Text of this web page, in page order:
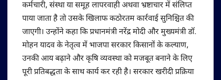
कर्मचारी, संस्था या समूह लापरवाही अथवा भ्रष्टाचार में संलिप्त
पाया जाता है तो उसके खिलाफ कठोरतम कार्रवाई सुनिश्चित की
जाएगी। उन्होंने कहा कि प्रधानमंत्री नरेंद्र मोदी और मुख्यमंत्री डॉ.
मोहन यादव के नेतृत्व में भाजपा सरकार किसानों के कल्याण,
उनकी आय बढ़ाने और कृषि व्यवस्था को मजबूत बनाने के लिए
पूरी प्रतिबद्धता के साथ कार्य कर रही है। सरकार खरीदी प्रक्रिया